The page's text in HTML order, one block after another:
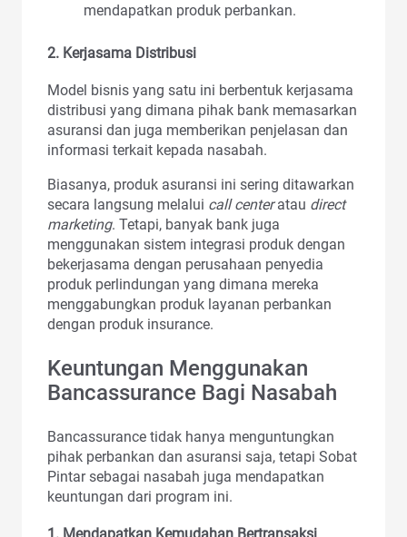
mendapatkan produk perbankan.
2. Kerjasama Distribusi
Model bisnis yang satu ini berbentuk kerjasama
distribusi yang dimana pihak bank memasarkan
asuransi dan juga memberikan penjelasan dan
informasi terkait kepada nasabah.
Biasanya, produk asuransi ini sering ditawarkan
secara langsung melalui call centeratau direct
marketing. Tetapi, banyak bank juga
menggunakan sistem integrasi produk dengan
bekerjasama dengan perusahaan penyedia
produk perlindungan yang dimana mereka
menggabungkan produk layanan perbankan
dengan produk insurance.
Keuntungan Menggunakan
Bancassurance Bagi Nasabah
Bancassurance tidak hanya menguntungkan
pihak perbankan dan asuransi saja, tetapi Sobat
Pintar sebagai nasabah juga mendapatkan
keuntungan dari program ini.